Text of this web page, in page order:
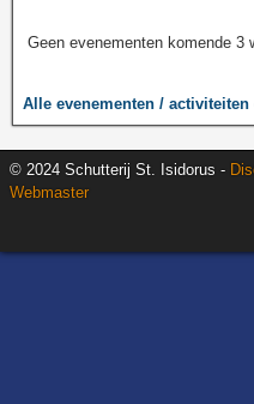
Geen evenementen komende 3
Alle evenementen / activiteiten
© 2024 Schutterij St. Isidorus -
Webmaster